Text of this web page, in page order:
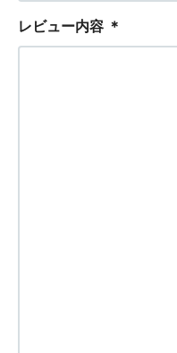
レビュー内容 ＊